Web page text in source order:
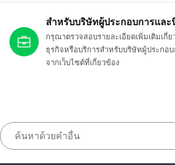
สำหรับบริษัทผู้ประกอบการแล
กรุณาตรวจสอบรายละเอียดเพิ่มเติมเกี่
ธุรกิจหรือบริการสำหรับบริษัทผู้ประกอ
จากเว็บไซต์ที่เกี่ยวข้อง